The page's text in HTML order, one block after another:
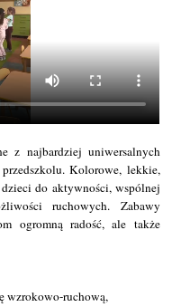
z najbardziej uniwersalnych
Kolorowe, lekkie,
do aktywności, wspólnej
ruchowych. Zabawy
ogromną radość, ale także
wzrokowo-ruchową,